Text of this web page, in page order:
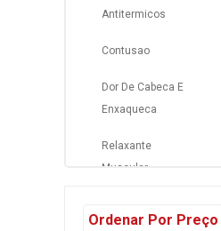
Antitermicos
Contusao
Dor De Cabeca E
Enxaqueca
Relaxante
Muscular
Ordenar Por Preço